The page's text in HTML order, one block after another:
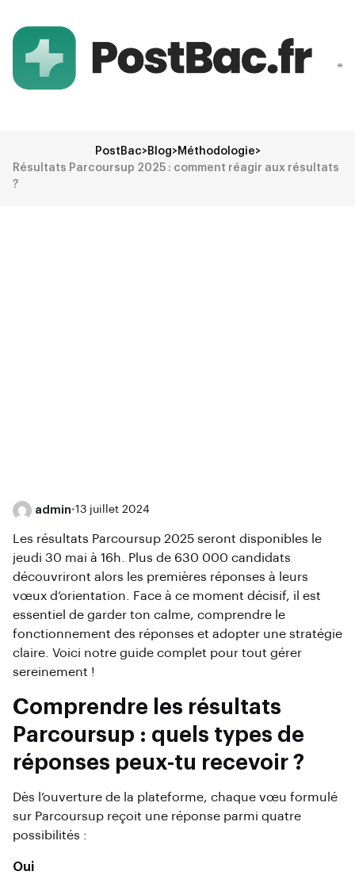
PostBac>Blog>Méthodologie>
Résultats Parcoursup 2025 : comment réagir aux résultats
?
admin•13 juillet 2024
Les résultats Parcoursup 2025 seront disponibles le
jeudi 30 mai à 16h. Plus de 630 000 candidats
découvriront alors les premières réponses à leurs
vœux d’orientation. Face à ce moment décisif, il est
essentiel de garder ton calme, comprendre le
fonctionnement des réponses et adopter une stratégie
claire. Voici notre guide complet pour tout gérer
sereinement !
Comprendre les résultats
Parcoursup : quels types de
réponses peux-tu recevoir ?
Dès l’ouverture de la plateforme, chaque vœu formulé
sur Parcoursup reçoit une réponse parmi quatre
possibilités :
Oui